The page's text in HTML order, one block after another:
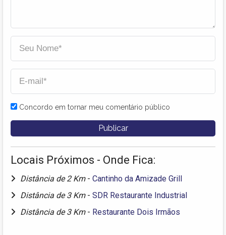
Concordo em tornar meu comentário público
Locais Próximos - Onde Fica:
Distância de 2 Km - Cantinho da Amizade Grill
Distância de 3 Km - SDR Restaurante Industrial
Distância de 3 Km - Restaurante Dois Irmãos